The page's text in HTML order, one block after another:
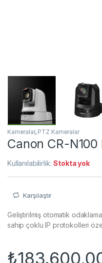
Kameralar, PTZ Kameralar
Canon CR-
Kullanılabilirlik:Stokta yok
Karşılaştır
Geliştirilmiş otomatik
sahip çoklu IP protokolleri
₺